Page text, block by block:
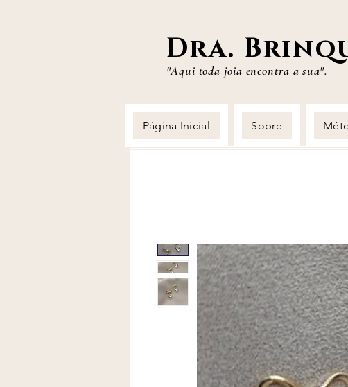
Dra.
"Aqui toda joia encontra a sua".
Página Inicial Sobre